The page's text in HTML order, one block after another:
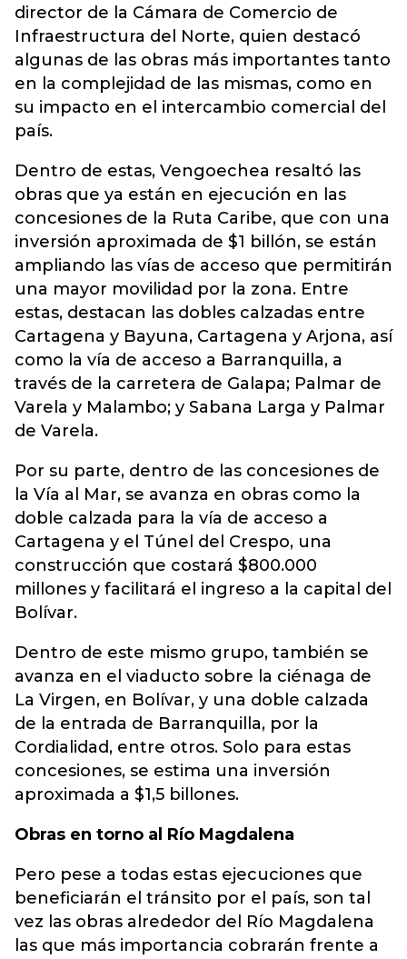
director de la Cámara de Comercio de
Infraestructura del Norte, quien destacó
algunas de las obras más importantes tanto
en la complejidad de las mismas, como en
su impacto en el intercambio comercial del
país.
Dentro de estas, Vengoechea resaltó las
obras que ya están en ejecución en las
concesiones de la Ruta Caribe, que con una
inversión aproximada de $1 billón, se están
ampliando las vías de acceso que permitirán
una mayor movilidad por la zona. Entre
estas, destacan las dobles calzadas entre
Cartagena y Bayuna, Cartagena y Arjona, así
como la vía de acceso a Barranquilla, a
través de la carretera de Galapa; Palmar de
Varela y Malambo; y Sabana Larga y Palmar
de Varela.
Por su parte, dentro de las concesiones de
la Vía al Mar, se avanza en obras como la
doble calzada para la vía de acceso a
Cartagena y el Túnel del Crespo, una
construcción que costará $800.000
millones y facilitará el ingreso a la capital del
Bolívar.
Dentro de este mismo grupo, también se
avanza en el viaducto sobre la ciénaga de
La Virgen, en Bolívar, y una doble calzada
de la entrada de Barranquilla, por la
Cordialidad, entre otros. Solo para estas
concesiones, se estima una inversión
aproximada a $1,5 billones.
Obras en torno al Río Magdalena
Pero pese a todas estas ejecuciones que
beneficiarán el tránsito por el país, son tal
vez las obras alrededor del Río Magdalena
las que más importancia cobrarán frente a